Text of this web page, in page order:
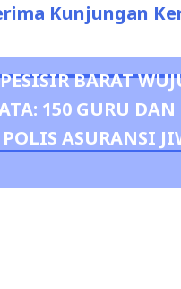
Kunjungan
BARAT
150 GURU DAN
ASURANSI